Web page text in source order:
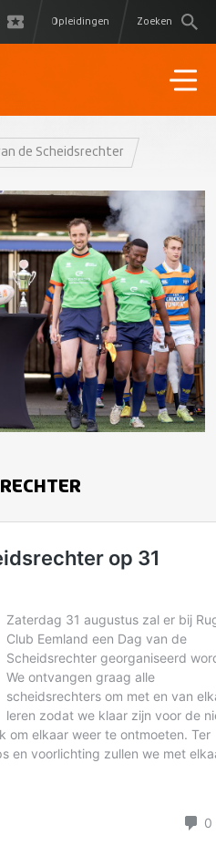
Opleidingen Zoeken
de Scheidsrechter